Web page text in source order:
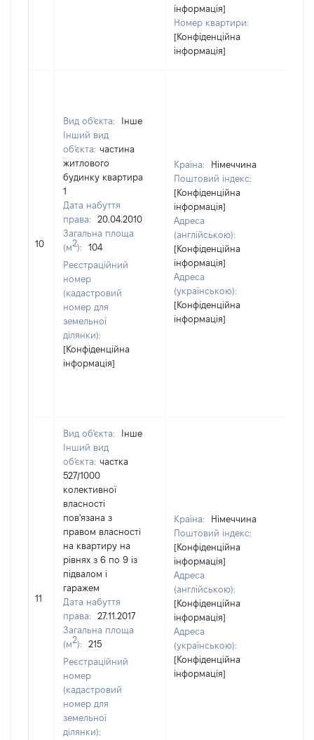
інформація]
Номер квартири:
[Конфіденційна
інформація]
10
Вид об'єкта:
Інше
Інший вид
об'єкта: частина
житлового
будинку квартира
1
Дата набуття
права:
20.04.2010
Загальна площа
(м2):
104
Реєстраційний
номер
(кадастровий
номер для
земельної
ділянки):
[Конфіденційна
інформація]
Країна:
Німеччина
Поштовий індекс:
[Конфіденційна
інформація]
Адреса
(англійською):
[Конфіденційна
інформація]
Адреса
(українською):
[Конфіденційна
інформація]
11
Вид об'єкта:
Інше
Інший вид
об'єкта: частка
527/1000
колективної
власності
пов'язана з
правом власності
на квартиру на
рівнях з 6 по 9 із
підвалом і
гаражем
Дата набуття
права:
27.11.2017
Загальна площа
(м2):
215
Реєстраційний
номер
(кадастровий
номер для
земельної
ділянки):
Країна:
Німеччина
Поштовий індекс:
[Конфіденційна
інформація]
Адреса
(англійською):
[Конфіденційна
інформація]
Адреса
(українською):
[Конфіденційна
інформація]